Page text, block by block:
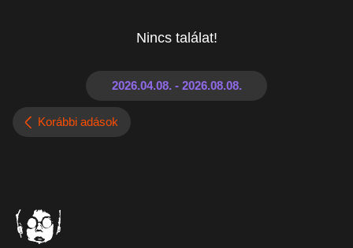
Nincs találat!
Korábbi adások